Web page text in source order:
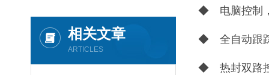
相关文章
ARTICLES
◆ 电脑控制，
◆ 全自动跟踪
◆ 热封双路控